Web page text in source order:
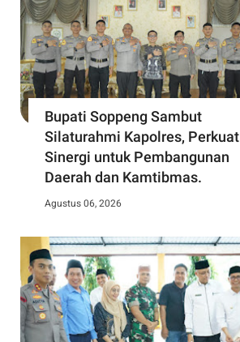
Bupati Soppeng Sambut
Silaturahmi Kapolres, Perkuat
Sinergi untuk Pembangunan
Daerah dan Kamtibmas.
Agustus 06, 2026